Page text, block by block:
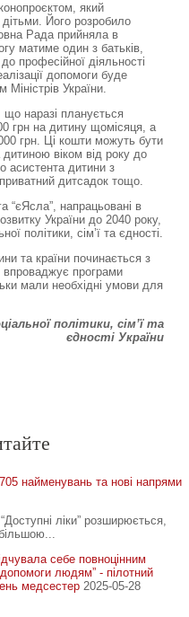
який
Його розробило
Рада прийняла в
матиме один з батьків,
професійної діяльності
допомоги буде
України.
наразі планується
грн на дитину щомісяця, а
грн. Ці кошти можуть бути
віком від року до
асистента дитини з
дитсадок тощо.
“єЯсла”, напрацьовані в
України до 2040 року,
політики, сім’ї та єдності.
та країни починається з
впроваджує програми
мали необхідні умови для
політики, сім’ї та
єдності України
найменувань та нові напрями
ліки” розширюється,
себе повноцінним
людям” - пілотний
медсестер 2025-05-28